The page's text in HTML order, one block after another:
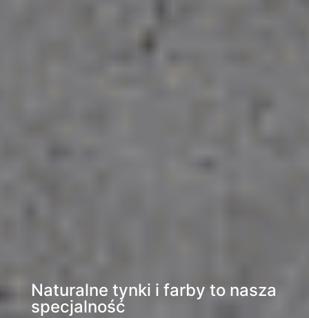
Naturalne tynki i farby to nasza
specjalność